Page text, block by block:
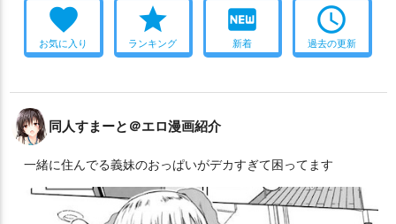
favorite
お気に入り
star
ランキング
fiber_new
新着
access_time
過去の更新
同人すまーと＠エロ漫画紹介
一緒に住んでる義妹のおっぱいがデカすぎて困ってます